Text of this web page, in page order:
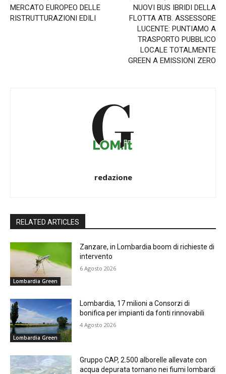
MERCATO EUROPEO DELLE
RISTRUTTURAZIONI EDILI
NUOVI BUS IBRIDI DELLA
FLOTTA ATB. ASSESSORE
LUCENTE: PUNTIAMO A
TRASPORTO PUBBLICO
LOCALE TOTALMENTE
GREEN A EMISSIONI ZERO
redazione
RELATED ARTICLES
Lombardia Green
Zanzare, in Lombardia boom di richieste di
intervento
6 Agosto 2026
Lombardia Green
Lombardia, 17 milioni a Consorzi di
bonifica per impianti da fonti rinnovabili
4 Agosto 2026
Gruppo CAP, 2.500 alborelle allevate con
acqua depurata tornano nei fiumi lombardi